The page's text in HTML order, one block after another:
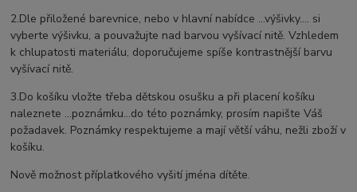
2.Dle přiložené barevnice, nebo v hlavní nabídce ...výšivky.... si
vyberte výšivku, a pouvažujte nad barvou vyšívací nitě. Vzhledem
k chlupatosti materiálu, doporučujeme spíše kontrastnější barvu
vyšívací nitě.
3.Do košíku vložte třeba dětskou osušku a při placení košíku
naleznete ...poznámku...do této poznámky, prosím napište Váš
požadavek. Poznámky respektujeme a mají větší váhu, nežli zboží v
košíku.
Nově možnost příplatkového vyšití jména dítěte.